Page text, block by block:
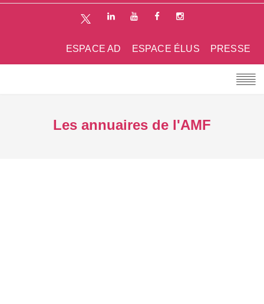
PRESSE
ESPACE ÉLUS
ESPACE AD
Les annuaires de l'AMF